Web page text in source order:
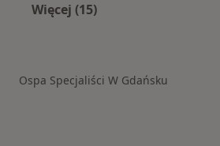
Więcej (15)
Ospa Specjaliści W Gdańsku